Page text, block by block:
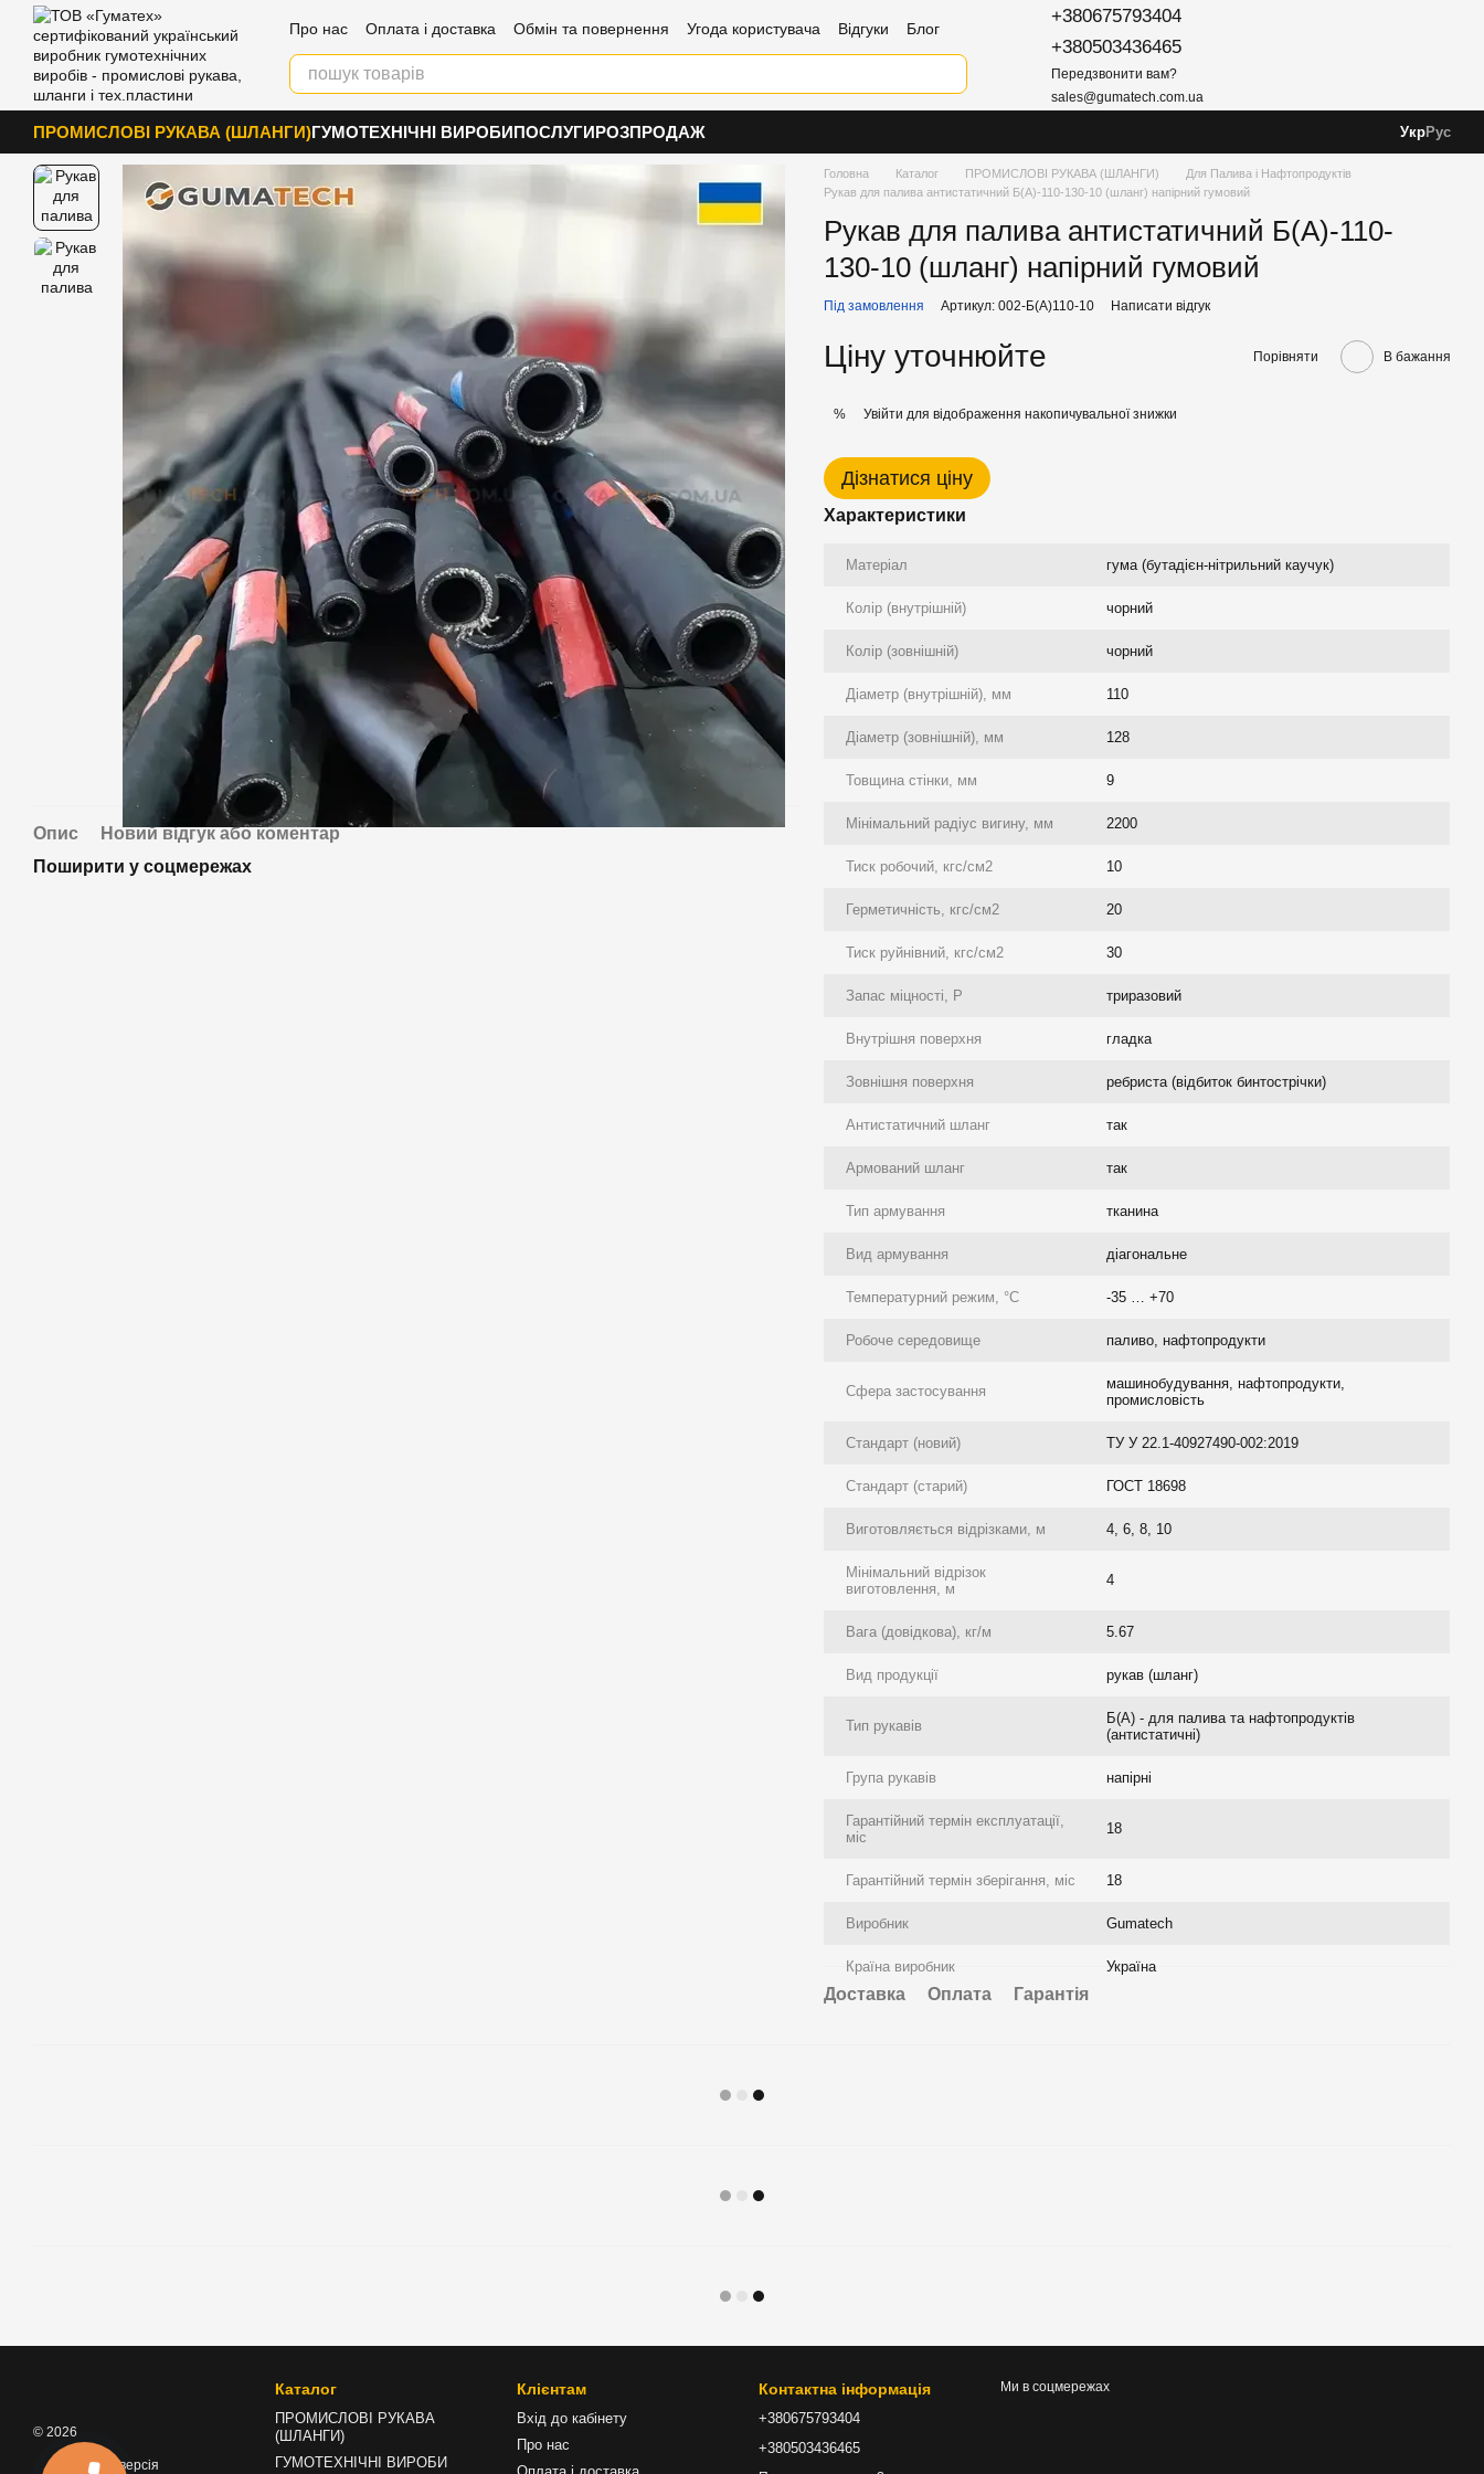
Перейти к основному контенту
Про нас Оплата і доставка Обмін та повернення Угода користувача Відгуки
Блог
Контакти
+380675793404
+380503436465
Передзвонити вам?
sales@gumatech.com.ua
ПРОМИСЛОВІ РУКАВА (ШЛАНГИ)ГУМОТЕХНІЧНІ ВИРОБИПОСЛУГИРОЗПРОДАЖ УкрРус
Опис
Новий відгук або коментар
Поширити у соцмережах
Головна Каталог ПРОМИСЛОВІ РУКАВА (ШЛАНГИ)
Для Палива і Нафтопродуктів
Рукав для палива антистатичний Б(А)-110-130-10 (шланг) напірний гумовий
Рукав для палива антистатичний Б(А)-110-
130-10 (шланг) напірний гумовий
Під замовлення Артикул: 002-Б(А)110-10 Написати відгук
Ціну уточнюйте Порівняти В бажання
% Увійти для відображення накопичувальної знижки
Дізнатися ціну
Характеристики
Матеріал гума (бутадієн-нітрильний каучук)
Колір (внутрішній) чорний
Колір (зовнішній) чорний
Діаметр (внутрішній), мм 110
Діаметр (зовнішній), мм 128
Товщина стінки, мм 9
Мінімальний радіус вигину, мм 2200
Тиск робочий, кгс/см2 10
Герметичність, кгс/см2 20
Тиск руйнівний, кгс/см2 30
Запас міцності, P триразовий
Внутрішня поверхня гладка
Зовнішня поверхня ребриста (відбиток бинтострічки)
Антистатичний шланг так
Армований шланг так
Тип армування тканина
Вид армування діагональне
Температурний режим, °C -35 … +70
Робоче середовище паливо, нафтопродукти
Сфера застосування
машинобудування, нафтопродукти,
промисловість
Стандарт (новий) ТУ У 22.1-40927490-002:2019
Стандарт (старий) ГОСТ 18698
Виготовляється відрізками, м 4, 6, 8, 10
Мінімальний відрізок
виготовлення, м
4
Вага (довідкова), кг/м 5.67
Вид продукції рукав (шланг)
Тип рукавів
Б(А) - для палива та нафтопродуктів
(антистатичні)
Група рукавів напірні
Гарантійний термін експлуатації,
міс
18
Гарантійний термін зберігання, міс 18
Виробник Gumatech
Країна виробник Україна
Доставка Оплата Гарантія
© 2026
Мобільна версія
Каталог
ПРОМИСЛОВІ РУКАВА
(ШЛАНГИ)
ГУМОТЕХНІЧНІ ВИРОБИ
Клієнтам
Вхід до кабінету
Про нас
Контактна інформація
+380675793404
+380503436465
Ми в соцмережах